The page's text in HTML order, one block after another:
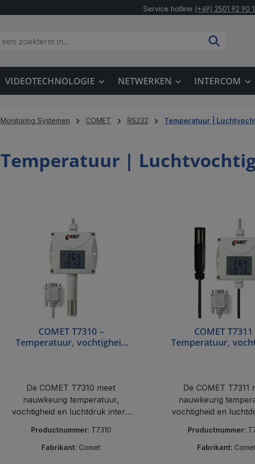
Service hotline (+49) 2501 92 90
VIDEOTECHNOLOGIE NETWERKEN INTERCOM
Monitoring Systemen COMET RS232 Temperatuur |
Temperatuur |
COMET T7310 –
Temperatuur, vochtigheid
De COMET T7310 meet
nauwkeurig temperatuur,
vochtigheid en luchtdruk intern
Productnummer: T7310
Fabrikant: Comet
COMET T7311
Temperatuur,
De COMET T7311
nauwkeurig
vochtigheid en
Modbus.
Productnummer:
Fabrikant: